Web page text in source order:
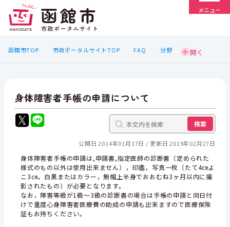
メニュー
函館市TOP 市政ポータルサイトTOP FAQ 分野
身体障害者手帳の申請について
検索
公開日 2014年01月17日 更新日 2019年02月27日
身体障害者手帳の申請は,申請書,指定医師の診断書（定められた
様式のもの以外は使用出来ません），印鑑，写真一枚（たて4㎝よ
こ3㎝，白黒またはカラー，無帽上半身でおおむね3ヶ月以内に撮
影されたもの）が必要となります。
なお，障害等級が1級～3級の診断書の場合は手帳の申請と同日付
けで重度心身障害者医療費の助成の申請も出来ますので医療保険
証もお持ちください。